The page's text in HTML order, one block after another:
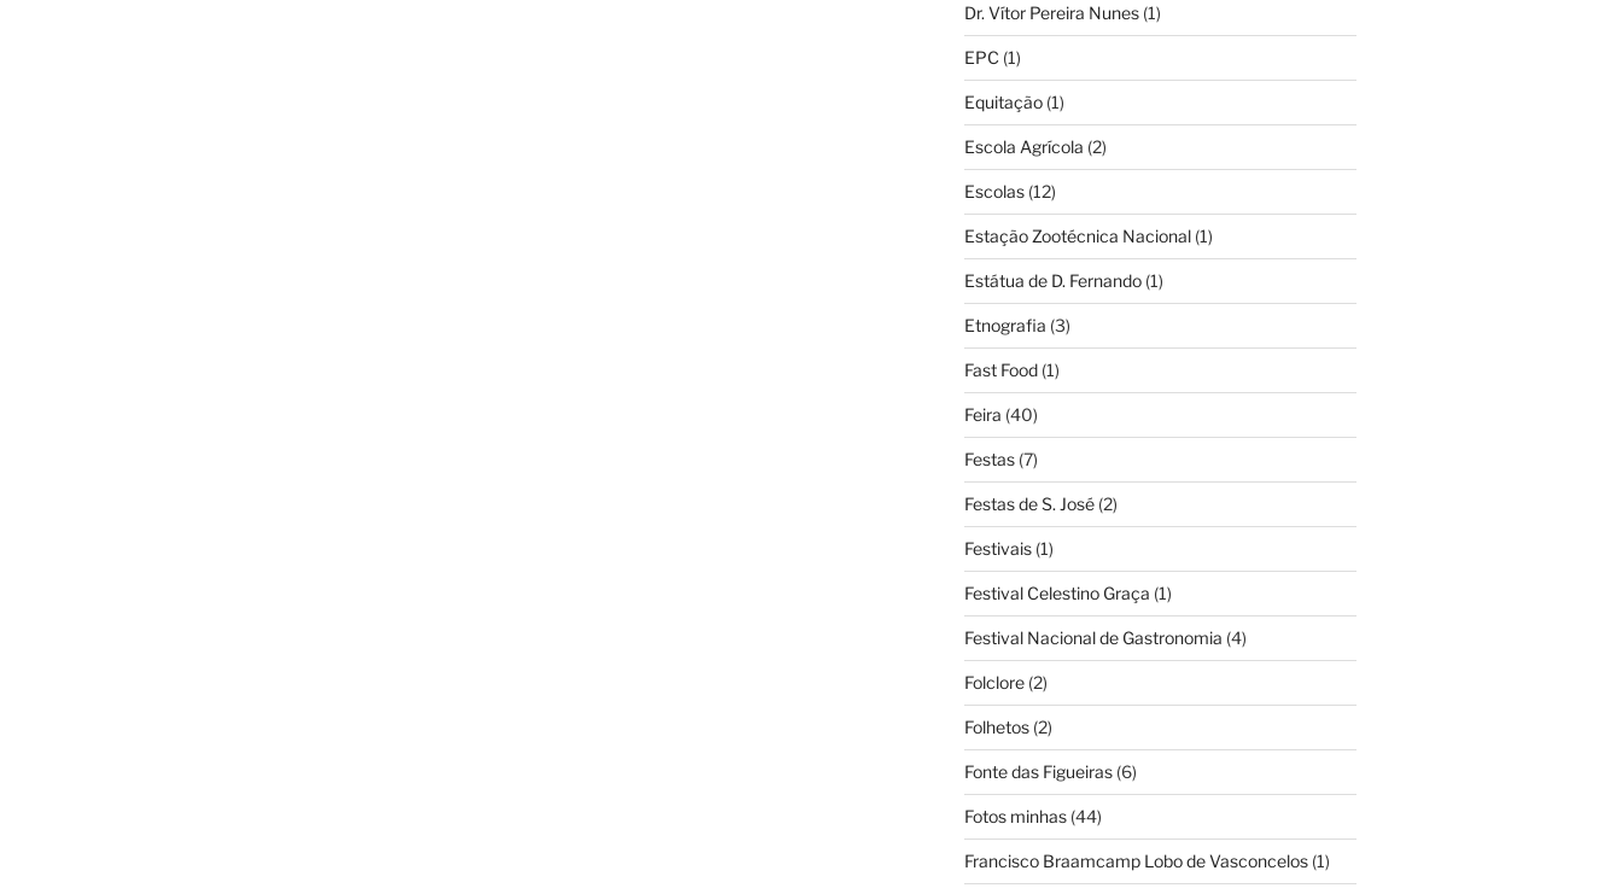
Dr. Vítor Pereira Nunes(1)
EPC (1)
Equitação(1)
Escola Agrícola (2)
Escolas(12)
Estação Zootécnica Nacional(1)
Estátua de D. Fernando(1)
Etnografia (3)
Fast Food(1)
Feira (40)
Festas(7)
Festas de S. José(2)
Festivais(1)
Festival Celestino Graça (1)
Festival Nacional de Gastronomia (4)
Folclore(2)
Folhetos(2)
Fonte das Figueiras(6)
Fotos minhas(44)
Francisco Braamcamp Lobo de Vasconcelos(1)